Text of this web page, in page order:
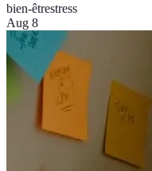
bien-êtrestress
Aug 8